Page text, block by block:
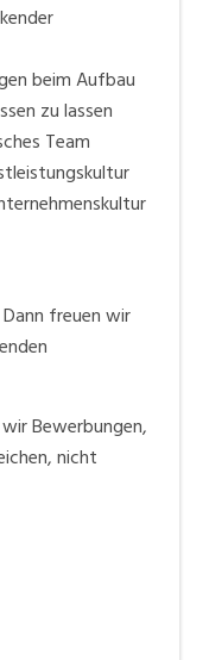
beim Aufbau
zu lassen
Team
freuen wir
Bewerbungen,
nicht